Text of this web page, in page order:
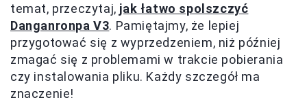
temat, przeczytaj, jak łatwo spolszczyć
Danganronpa V3. Pamiętajmy, że lepiej
przygotować się z wyprzedzeniem, niż później
zmagać się z problemami w trakcie pobierania
czy instalowania pliku. Każdy szczegół ma
znaczenie!